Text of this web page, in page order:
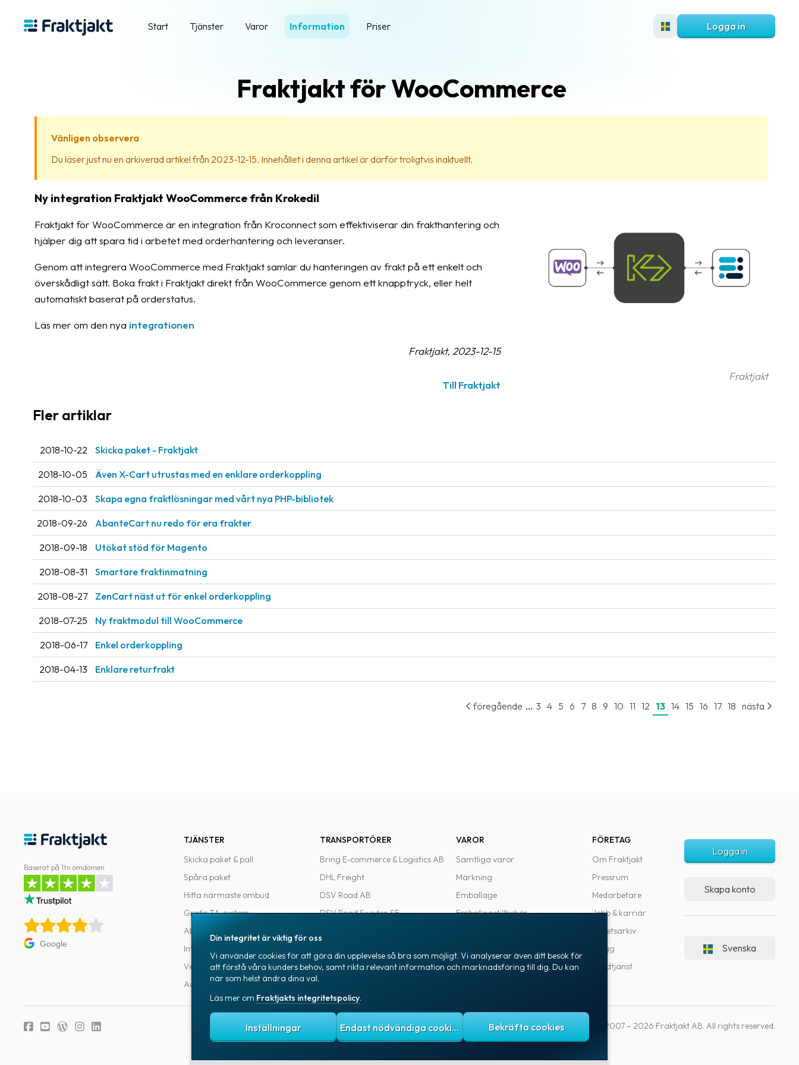
Start Tjänster Varor Information Priser Logga in
Fraktjakt för WooCommerce
Vänligen observera
Du läser just nu en arkiverad artikel från 2023-12-15. Innehållet i denna artikel är därför troligtvis inaktuellt.
Fraktjakt
Ny integration Fraktjakt WooCommerce från Krokedil
Fraktjakt för WooCommerce är en integration från Kroconnect som effektiviserar din frakthantering och
hjälper dig att spara tid i arbetet med orderhantering och leveranser.
Genom att integrera WooCommerce med Fraktjakt samlar du hanteringen av frakt på ett enkelt och
överskådligt sätt. Boka frakt i Fraktjakt direkt från WooCommerce genom ett knapptryck, eller helt
automatiskt baserat på orderstatus.
Läs mer om den nya integrationen
Fraktjakt, 2023-12-15
Till Fraktjakt
Fler artiklar
2018-10-22 Skicka paket - Fraktjakt
2018-10-05 Även X-Cart utrustas med en enklare orderkoppling
2018-10-03 Skapa egna fraktlösningar med vårt nya PHP-bibliotek
2018-09-26 AbanteCart nu redo för era frakter
2018-09-18 Utökat stöd för Magento
2018-08-31 Smartare fraktinmatning
2018-08-27 ZenCart näst ut för enkel orderkoppling
2018-07-25 Ny fraktmodul till WooCommerce
2018-06-17 Enkel orderkoppling
2018-04-13 Enklare returfrakt
föregående ... 3 4 5 6 7 8 9 10 11 12 13 14 15 16 17 18 nästa
Baserat på 1tn omdömen
Google
TJÄNSTER
Skicka paket & pall
Spåra paket
Hitta närmaste ombud
Gratis TA-system
Abonnemang
Integrationer
Verktyg för utvecklare
Automatiseringar
TRANSPORTÖRER
Bring E-commerce & Logistics AB
DHL Freight
DSV Road AB
DSV Road Sweden SE
PostNord Sverige AB
VAROR
Samtliga varor
Märkning
Emballage
Emballagetillbehör
FÖRETAG
Om Fraktjakt
Pressrum
Medarbetare
Jobb & karriär
Nyhetsarkiv
Blogg
Kundtjänst
Logga in
Skapa konto
Svenska
Fraktjakts integritetspolicy Allmänna villkor Cookies Copyright © 2007 – 2026 Fraktjakt AB. All rights reserved.
Din integritet är viktig för oss
Vi använder cookies för att göra din upplevelse så bra som möjligt. Vi analyserar även ditt besök för
att förstå våra kunders behov, samt rikta relevant information och marknadsföring till dig. Du kan
när som helst ändra dina val.
Läs mer om Fraktjakts integritetspolicy.
Inställningar Endast nödvändiga cookies